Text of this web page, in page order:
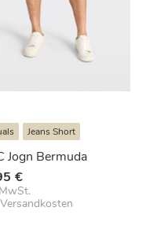
Jeans Short
Jogn Bermuda
€
Versandkosten